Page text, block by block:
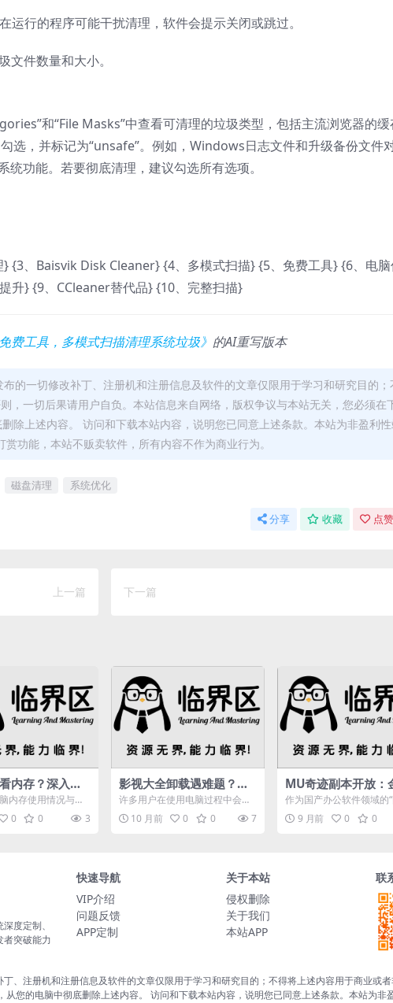
运行的程序可能干扰清理，软件会提示关闭或跳过。
文件数量和大小。
和“File Masks”中查看可清理的垃圾类型，包括主流浏览器的缓
选，并标记为“unsafe”。例如，Windows日志文件和升级备份文件
功能。若要彻底清理，建议勾选所有选项。
{3、Baisvik Disk Cleaner} {4、多模式扫描} {5、免费工具} {6、电
升} {9、CCleaner替代品} {10、完整扫描}
费工具，多模式扫描清理系统垃圾》 的AI重写版本
的一切修改补丁、注册机和注册信息及软件的文章仅限用于学习和研究目的；
，一切后果请用户自负。本站信息来自网络，版权争议与本站无关，您必须在
除上述内容。 访问和下载本站内容，说明您已同意上述条款。本站为非盈利
功能，本站不贩卖软件，所有内容不作为商业行为。
磁盘清理 系统优化
分享 收藏 点
上一篇 下一篇
内存？深入介
查看内存及优
内存使用情况与性
存条,管理器,电脑
,性...
0 0 3
影视大全卸载遇难题？常
规路径失效根源及分场景
解决法来啦
许多用户在使用电脑过程中会遇
到影视大全无法正常卸载的问
题，卸载界面卡死、提示程序...
10 月前 0 0 7
MU奇迹副本开放：
公用户破6.32亿，
业化与体验失衡危机
作为国产办公软件领域的
牌”，金山办公凭借WPS
产品矩阵，...
9 月前 0 0
度定制、
者突破能力
快速导航
VIP介绍
问题反馈
APP定制
关于本站
侵权删除
关于我们
本站APP
联
、注册机和注册信息及软件的文章仅限用于学习和研究目的；不得将上述内容用于商业或
您的电脑中彻底删除上述内容。 访问和下载本站内容，说明您已同意上述条款。本站为